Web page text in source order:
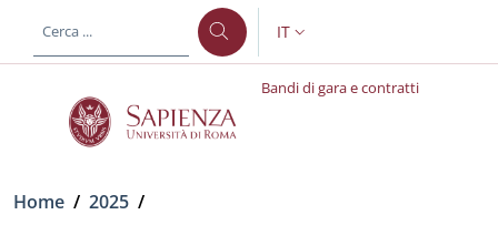
al contenuto principale
SELETTORE LINGUA:
IT
Bandi di gara e contratti
Briciole di pane
Home / 2025 /